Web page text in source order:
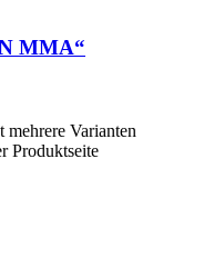
MMA“
mehrere Varianten
Produktseite